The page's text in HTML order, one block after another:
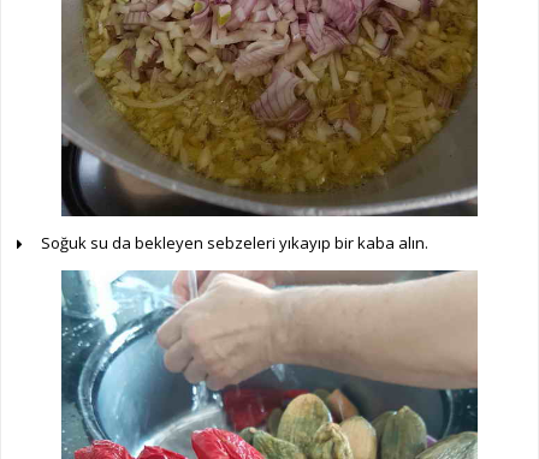
Soğuk su da bekleyen sebzeleri yıkayıp bir kaba alın.